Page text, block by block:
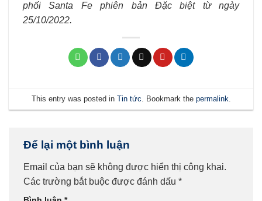
phối Santa Fe phiên bản Đặc biệt từ ngày
25/10/2022.
This entry was posted in Tin tức . Bookmark the permalink
Để lại một bình luận
Email của bạn sẽ không được hiển thị công khai.
Các trường bắt buộc được đánh dấu *